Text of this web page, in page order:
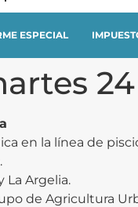
ESPECIAL
en la línea de
La Argelia.
de Agricultura